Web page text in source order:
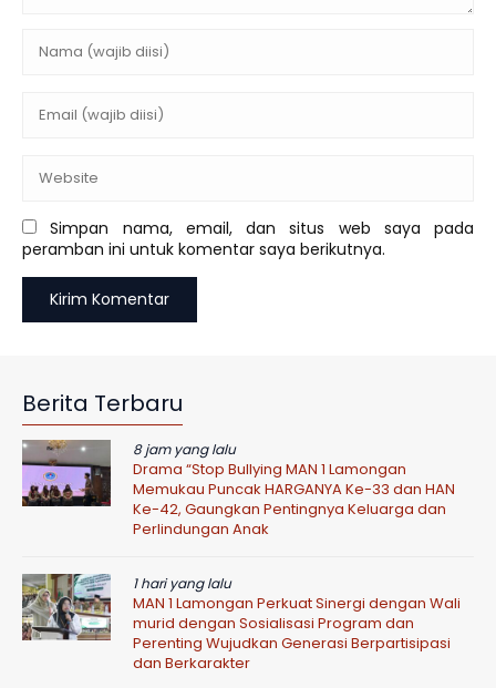
Simpan nama, email, dan situs web saya pada
peramban ini untuk komentar saya berikutnya.
Berita Terbaru
8 jam yang lalu
Drama “Stop Bullying MAN 1 Lamongan
Memukau Puncak HARGANYA Ke-33 dan HAN
Ke-42, Gaungkan Pentingnya Keluarga dan
Perlindungan Anak
1 hari yang lalu
MAN 1 Lamongan Perkuat Sinergi dengan Wali
murid dengan Sosialisasi Program dan
Perenting Wujudkan Generasi Berpartisipasi
dan Berkarakter